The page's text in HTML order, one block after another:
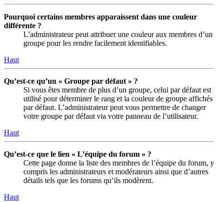
Pourquoi certains membres apparaissent dans une couleur
différente ?
L’administrateur peut attribuer une couleur aux membres d’un
groupe pour les rendre facilement identifiables.
Haut
Qu’est-ce qu’un « Groupe par défaut » ?
Si vous êtes membre de plus d’un groupe, celui par défaut est
utilisé pour déterminer le rang et la couleur de groupe affichés
par défaut. L’administrateur peut vous permettre de changer
votre groupe par défaut via votre panneau de l’utilisateur.
Haut
Qu’est-ce que le lien « L’équipe du forum » ?
Cette page donne la liste des membres de l’équipe du forum, y
compris les administrateurs et modérateurs ainsi que d’autres
détails tels que les forums qu’ils modèrent.
Haut